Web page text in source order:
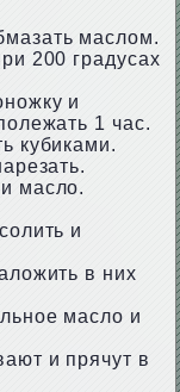
маслом.
200 градусах
и
1 час.
кубиками.
масло.
и
в них
масло и
и прячут в